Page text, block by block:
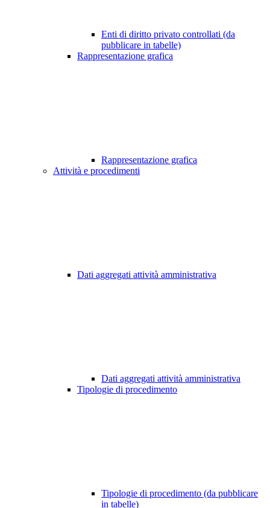
Enti di diritto privato controllati (da
pubblicare in tabelle)
Rappresentazione grafica
Rappresentazione grafica
Attività e procedimenti
Dati aggregati attività amministrativa
Dati aggregati attività amministrativa
Tipologie di procedimento
Tipologie di procedimento (da pubblicare
in tabelle)